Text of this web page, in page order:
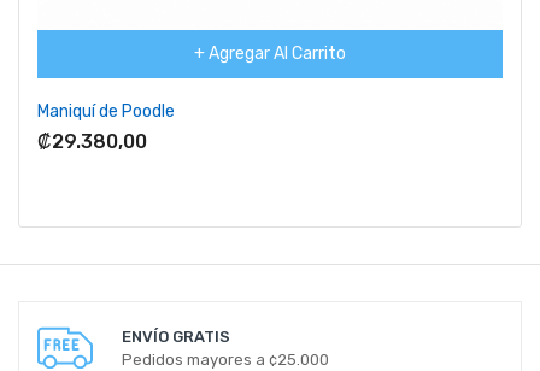
+ Agregar Al Carrito
Maniquí de Poodle
₡29.380,00
ENVÍO GRATIS
Pedidos mayores a ¢25.000